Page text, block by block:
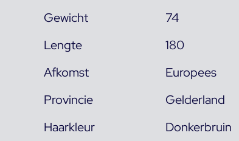
Gewicht
74
Lengte
180
Afkomst
Europees
Provincie
Gelderland
Haarkleur
Donkerbruin